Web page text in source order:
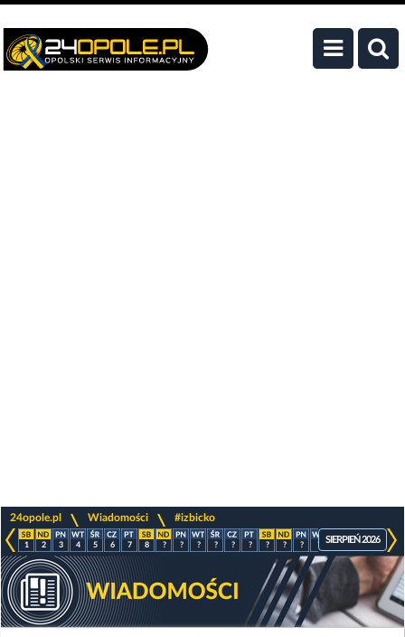
24opole.pl Wiadomości #izbicko
1 2 3 4 5 6 7 8 ? ? ? ? ? ? ? ? ? ? ? ? ?
SIERPIEŃ 2026